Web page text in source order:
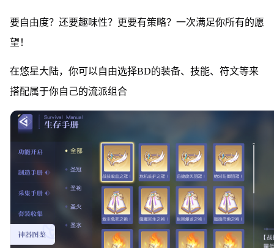
要自由度？还要趣味性？更要有策略？一次满足你所有的愿
望！
在悠星大陆，你可以自由选择BD的装备、技能、符文等来
搭配属于你自己的流派组合